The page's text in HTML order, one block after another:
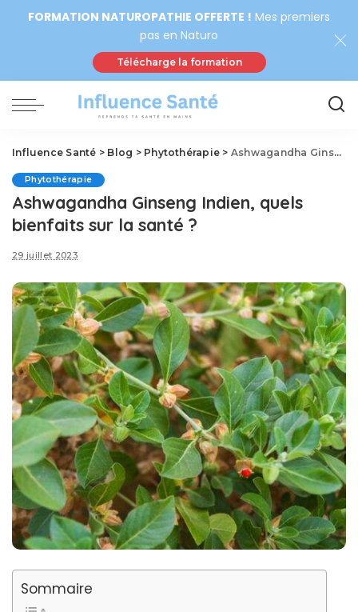
FORMATION NATUROPATHIE OFFERTE ! Mes premiers
pas en Naturo
Télécharge la formation
Influence Santé > Blog > Phytothérapie > Ashwagandha Ginseng Indien, quels bienfaits sur la santé ?
Phytothérapie
Ashwagandha Ginseng Indien, quels
bienfaits sur la santé ?
29 juillet 2023
Sommaire